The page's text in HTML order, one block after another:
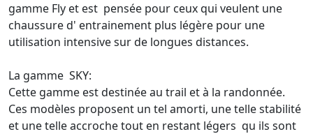
gamme Fly et est pensée pour ceux qui veulent une
chaussure d' entrainement plus légère pour une
utilisation intensive sur de longues distances.
La gamme SKY:
Cette gamme est destinée au trail et à la randonnée.
Ces modèles proposent un tel amorti, une telle stabilité
et une telle accroche tout en restant légers qu ils sont